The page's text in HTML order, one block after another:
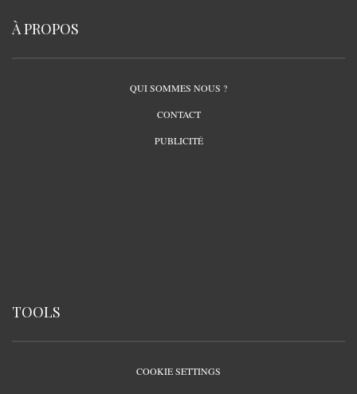
À PROPOS
QUI SOMMES NOUS ?
CONTACT
PUBLICITÉ
TOOLS
COOKIE SETTINGS